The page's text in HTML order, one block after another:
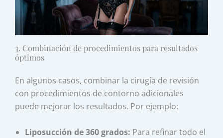
3. Combinación de procedimientos para resultados
óptimos
En algunos casos, combinar la cirugía de revisión
con procedimientos de contorno adicionales
puede mejorar los resultados. Por ejemplo:
Liposucción de 360 grados: Para refinar todo el